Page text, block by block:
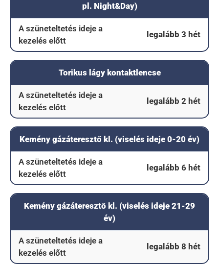
pl. Night&Day)
A szüneteltetés ideje a
kezelés előtt
legalább 3 hét
Torikus lágy kontaktlencse
A szüneteltetés ideje a
kezelés előtt
legalább 2 hét
Kemény gázáteresztő kl. (viselés ideje 0-20 év)
A szüneteltetés ideje a
kezelés előtt
legalább 6 hét
Kemény gázáteresztő kl. (viselés ideje 21-29
év)
A szüneteltetés ideje a
kezelés előtt
legalább 8 hét